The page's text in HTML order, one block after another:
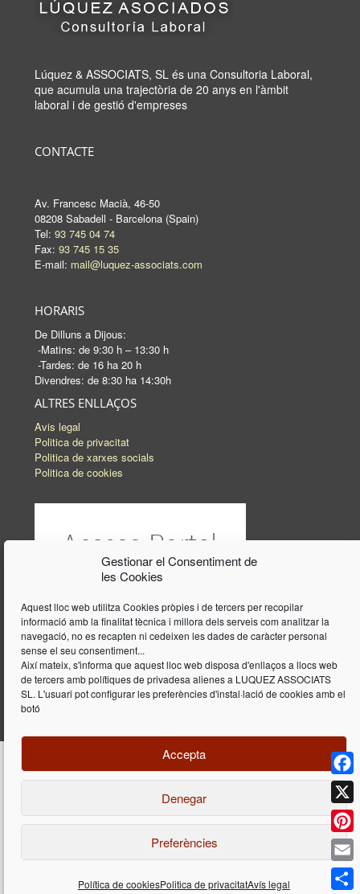
Gestionar el Consentiment de
les Cookies
Aquest lloc web utilitza Cookies pròpies i de tercers per recopilar
informació amb la finalitat tècnica i millora dels serveis com analitzar la
navegació, no es recapten ni cedeixen les dades de caràcter personal
sense el seu consentiment...
Així mateix, s'informa que aquest lloc web disposa d'enllaços a llocs web
de tercers amb polítiques de privadesa alienes a LUQUEZ ASSOCIATS
SL. L'usuari pot configurar les preferències d'instal·lació de cookies amb el
botó
Accepta
Denegar
Preferències
Política de cookiesPolitica de privacitatAvís legal
Lúquez & ASSOCIATS, SL és una Consultoria Laboral,
que acumula una trajectòria de 20 anys en l'àmbit
laboral i de gestió d'empreses
CONTACTE
Av. Francesc Macià, 46-50
08208 Sabadell - Barcelona (Spain)
Tel: 93 745 04 74
Fax: 93 745 15 35
E-mail: mail@luquez-associats.com
HORARIS
De Dilluns a Dijous:
-Matins: de 9:30 h – 13:30 h
-Tardes: de 16 ha 20 h
Divendres: de 8:30 ha 14:30h
ALTRES ENLLAÇOS
Avis legal
Politica de privacitat
Politica de xarxes socials
Politica de cookies
Disseny i programació web perDieres.com
| Lúquez Associats SL | ©
2026 All Rights Reserved |Avís legal
X
Email